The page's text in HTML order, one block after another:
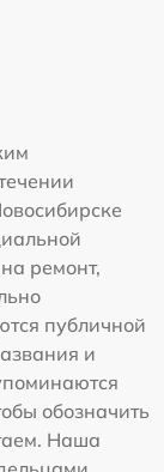
ремонт,
публичной
и
обозначить
Наша